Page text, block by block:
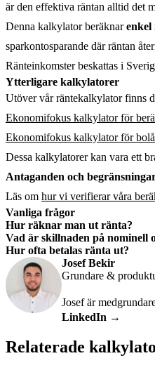
är den effektiva räntan alltid det
Denna kalkylator beräknarenkel
sparkontosparande där räntan
Ränteinkomster beskattas i
Ytterligare kalkylatorer
Utöver vår räntekalkylator finns
Ekonomifokus kalkylator för
Ekonomifokus kalkylator för
Dessa kalkylatorer kan vara ett
Antaganden och
Läs om hur vi verifierar våra
Vanliga frågor
Hur räknar man ut ränta?
Vad är skillnaden på nominell
Hur ofta betalas ränta ut?
Josef Bekir
Grundare &
Josef är
LinkedIn →
Relaterade